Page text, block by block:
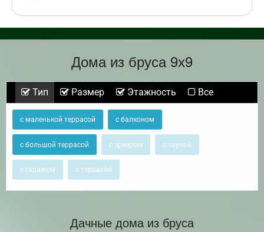
Дома из бруса 9х9
Тип Размер Этажность Все
с маленькой террасой с балконом
с большой террасой с эркером с сауной
с гаражом с террасой
Дачные дома из бруса